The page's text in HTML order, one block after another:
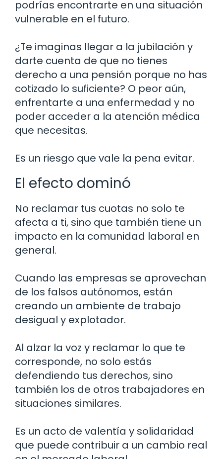
podrías encontrarte en una situación
vulnerable en el futuro.
¿Te imaginas llegar a la jubilación y
darte cuenta de que no tienes
derecho a una pensión porque no has
cotizado lo suficiente? O peor aún,
enfrentarte a una enfermedad y no
poder acceder a la atención médica
que necesitas.
Es un riesgo que vale la pena evitar.
El efecto dominó
No reclamar tus cuotas no solo te
afecta a ti, sino que también tiene un
impacto en la comunidad laboral en
general.
Cuando las empresas se aprovechan
de los falsos autónomos, están
creando un ambiente de trabajo
desigual y explotador.
Al alzar la voz y reclamar lo que te
corresponde, no solo estás
defendiendo tus derechos, sino
también los de otros trabajadores en
situaciones similares.
Es un acto de valentía y solidaridad
que puede contribuir a un cambio real